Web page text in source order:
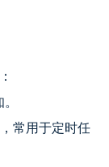
常用于定时任